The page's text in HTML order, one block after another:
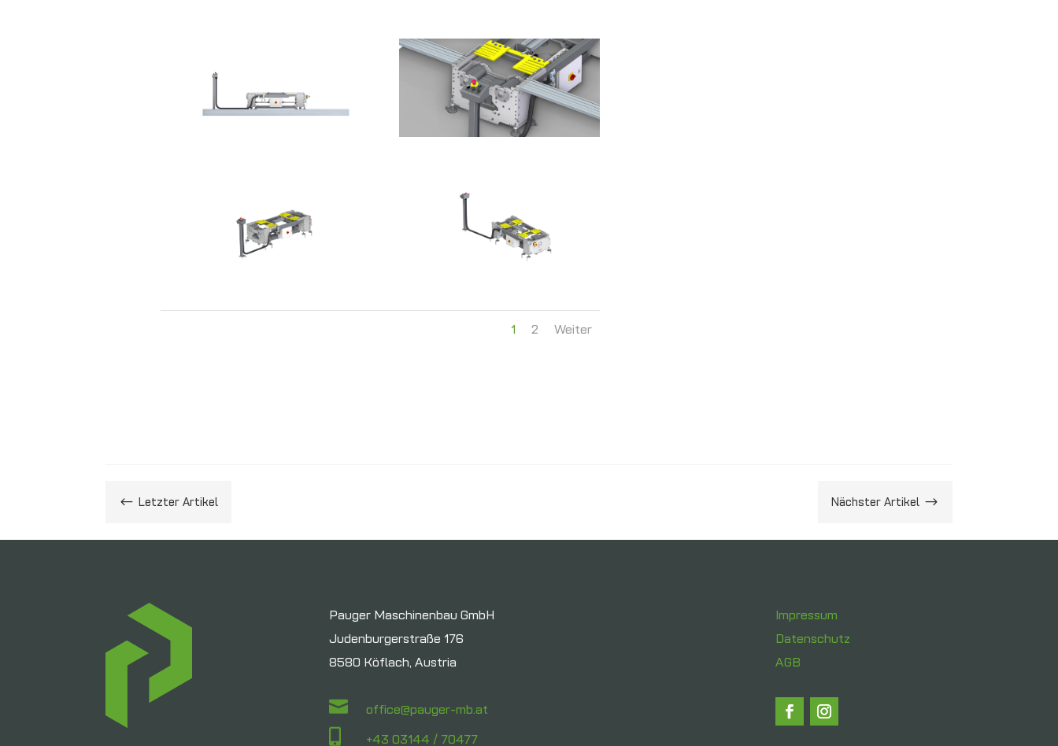
1 2 Weiter
# Letzter Artikel Nächster Artikel $
Pauger Maschinenbau GmbH
Judenburgerstraße 176
8580 Köflach, Austria
 office@pauger-mb.at
 +43 03144 / 70477
Impressum
Datenschutz
AGB